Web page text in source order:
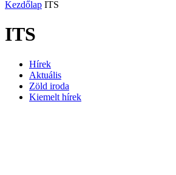
Kezdőlap ITS
ITS
Hírek
Aktuális
Zöld iroda
Kiemelt hírek